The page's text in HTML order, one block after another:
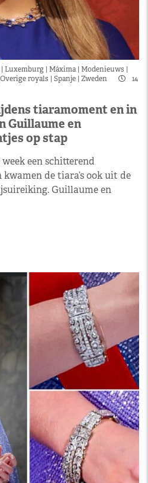
Luxemburg Máxima Modenieuws
Overige royals Spanje Zweden
14
tiaramoment en in
Guillaume en
op stap
een schitterend
de tiara’s ook uit de
Guillaume en